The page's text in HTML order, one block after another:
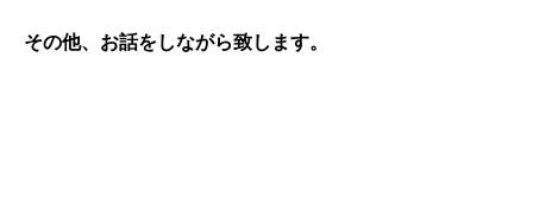
その他、お話をしながら致します。